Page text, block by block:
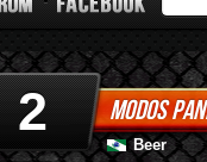
FacebookMODOS
2
- Beer